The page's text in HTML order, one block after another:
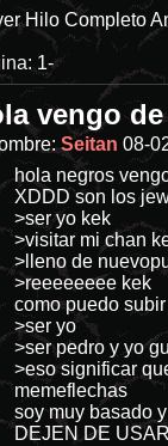
para
Hilo Completo
1-
vengo
Seitan 08-
hola negros
XDDD son los
>ser yo kek
>visitar mi chan
>lleno de
>reeeeeeee kek
como puedo
>ser yo
>ser pedro y yo
>eso significar
memeflechas
soy muy basado
DEJEN DE